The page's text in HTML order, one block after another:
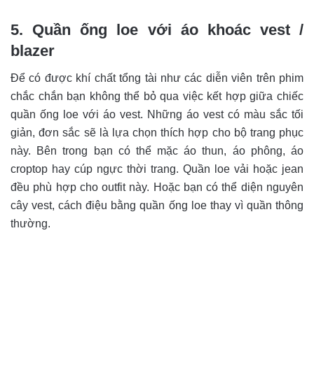
5. Quần ống loe với áo khoác vest /
blazer
Để có được khí chất tổng tài như các diễn viên trên phim
chắc chắn bạn không thể bỏ qua việc kết hợp giữa chiếc
quần ống loe với áo vest. Những áo vest có màu sắc tối
giản, đơn sắc sẽ là lựa chọn thích hợp cho bộ trang phục
này. Bên trong bạn có thể mặc áo thun, áo phông, áo
croptop hay cúp ngực thời trang. Quần loe vải hoặc jean
đều phù hợp cho outfit này. Hoặc bạn có thể diện nguyên
cây vest, cách điệu bằng quần ống loe thay vì quần thông
thường.